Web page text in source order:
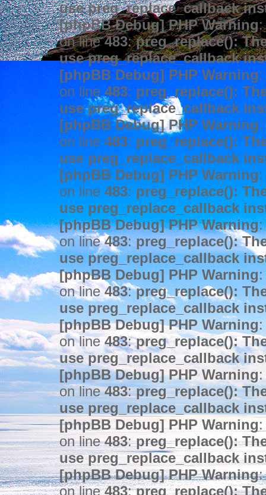
use preg_replace_callback
[phpBB Debug] PHP Warning:
on line483:preg_replace():
use preg_replace_callback
[phpBB Debug] PHP Warning
on line 483: preg_replace():
use preg_replace_callback
[phpBB Debug] PHP Warning
on line 483: preg_replace():
use preg_replace_callback
[phpBB Debug] PHP Warning
on line 483: preg_replace():
use preg_replace_callback
[phpBB Debug] PHP Warning:
on line483: preg_replace():
use preg_replace_callback
[phpBB Debug] PHP Warning
on line483:preg_replace():
use preg_replace_callback
[phpBB Debug] PHP Warning
on line483:preg_replace():
use preg_replace_callback
[phpBB Debug] PHP Warning
on line483:preg_replace():
use preg_replace_callback
[phpBB Debug] PHP Warning
on line483:preg_replace():
use preg_replace_callback
[phpBB Debug] PHP Warning:
on line483:preg_replace():